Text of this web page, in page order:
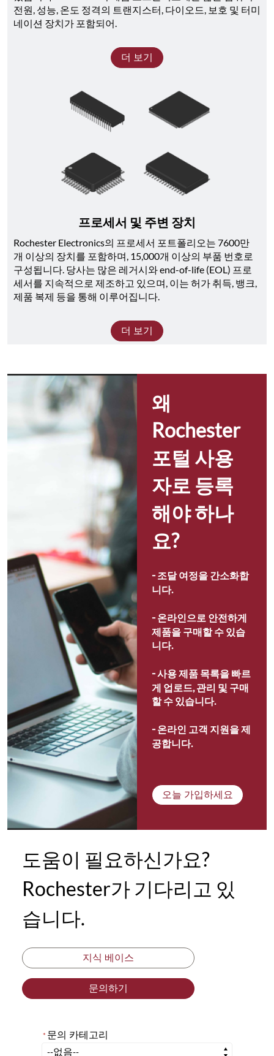
전원, 성능, 온도 정격의 트랜지스터, 다이오드, 보호 및 터미
네이션 장치가 포함되어.
더 보기
프로세서 및 주변 장치
Rochester Electronics의 프로세서 포트폴리오는 7600만
개 이상의 장치를 포함하며, 15,000개 이상의 부품 번호로
구성됩니다. 당사는 많은 레거시와 end-of-life (EOL) 프로
세서를 지속적으로 제조하고 있으며, 이는 허가 취득, 뱅크,
제품 복제 등을 통해 이루어집니다.
더 보기
왜
Rochester
포털 사용
자로 등록
해야 하나
요?
- 조달 여정을 간소화합
니다.
- 온라인으로 안전하게
제품을 구매할 수 있습
니다.
- 사용 제품 목록을 빠르
게 업로드, 관리 및 구매
할 수 있습니다.
- 온라인 고객 지원을 제
공합니다.
오늘 가입하세요
도움이 필요하신가요?
Rochester가 기다리고 있
습니다.
지식 베이스
문의하기
* 문의 카테고리
문의 카테고리